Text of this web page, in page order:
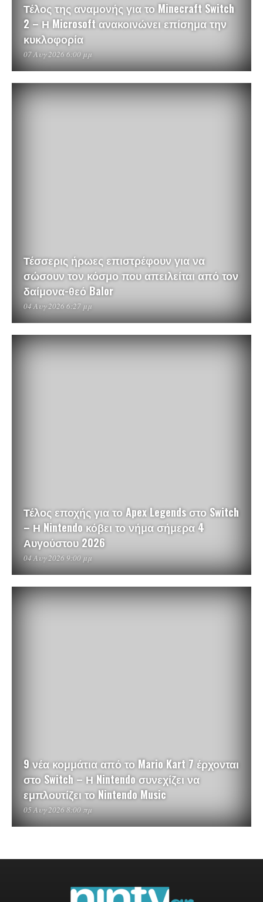
Τέλος της αναμονής για το Minecraft Switch
2 – Η Microsoft ανακοινώνει επίσημα την
κυκλοφορία
07 Αυγ 2026 6:00 μμ
Τέσσερις ήρωες επιστρέφουν για να
σώσουν τον κόσμο που απειλείται από τον
δαίμονα-θεό Balor
04 Αυγ 2026 6:27 μμ
Τέλος εποχής για το Apex Legends στο Switch
– Η Nintendo κόβει το νήμα σήμερα 4
Αυγούστου 2026
04 Αυγ 2026 9:00 μμ
9 νέα κομμάτια από το Mario Kart 7 έρχονται
στο Switch – Η Nintendo συνεχίζει να
εμπλουτίζει το Nintendo Music
05 Αυγ 2026 8:00 πμ